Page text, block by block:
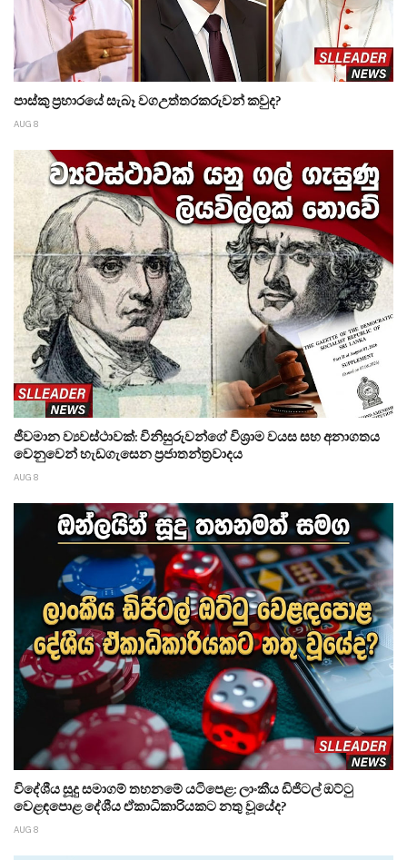
පාස්කු ප්‍රහාරයේ සැබෑ වගඋත්තරකරුවන් කවුද?
AUG 8
ජීවමාන ව්‍යවස්ථාවක්: විනිසුරුවන්ගේ විශ්‍රාම වයස සහ අනාගතය
වෙනුවෙන් හැඩගැසෙන ප්‍රජාතන්ත්‍රවාදය
AUG 8
විදේශීය සූදු සමාගම් තහනමේ යටිපෙළ: ලාංකීය ඩිජිටල් ඔට්ටු
වෙළඳපොළ දේශීය ඒකාධිකාරියකට නතු වූයේද?
AUG 8